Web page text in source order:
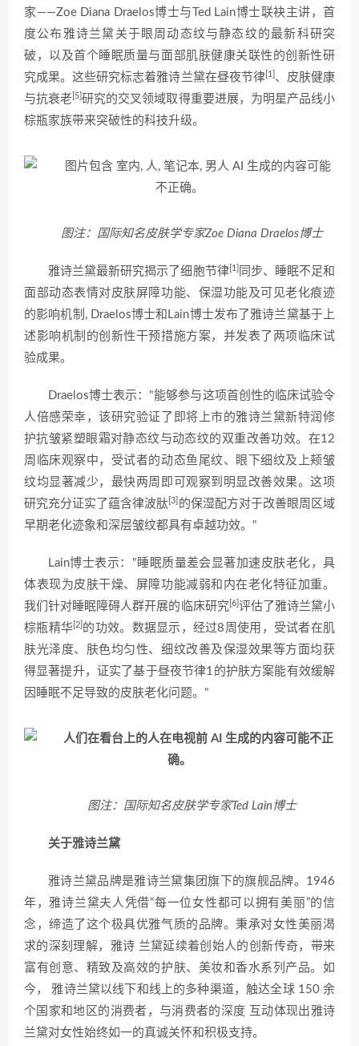
家——Zoe Diana Draelos博士与Ted Lain博士联袂主讲，首
度公布雅诗兰黛关于眼周动态纹与静态纹的最新科研突
破，以及首个睡眠质量与面部肌肤健康关联性的创新性研
究成果。这些研究标志着雅诗兰黛在昼夜节律[1] 、皮肤健康
与抗衰老 [5]研究的交叉领域取得重要进展，为明星产品线小
棕瓶家族带来突破性的科技升级。
图注：国际知名皮肤学专家Zoe Diana Draelos博士
雅诗兰黛最新研究揭示了细胞节律[1] 同步、睡眠不足和
面部动态表情对皮肤屏障功能、保湿功能及可见老化痕迹
的影响机制, Draelos博士和Lain博士发布了雅诗兰黛基于上
述影响机制的创新性干预措施方案，并发表了两项临床试
验成果。
Draelos博士表示："能够参与这项首创性的临床试验令
人倍感荣幸，该研究验证了即将上市的雅诗兰黛新特润修
护抗皱紧塑眼霜对静态纹与动态纹的双重改善功效。在12
周临床观察中，受试者的动态鱼尾纹、眼下细纹及上颊皱
纹均显著减少，最快两周即可观察到明显改善效果。这项
研究充分证实了蕴含律波肽 [3] 的保湿配方对于改善眼周区域
早期老化迹象和深层皱纹都具有卓越功效。"
Lain博士表示："睡眠质量差会显著加速皮肤老化，具
体表现为皮肤干燥、屏障功能减弱和内在老化特征加重。
我们针对睡眠障碍人群开展的临床研究 [6] 评估了雅诗兰黛小
棕瓶精华 [2] 的功效。数据显示，经过8周使用，受试者在肌
肤光泽度、肤色均匀性、细纹改善及保湿效果等方面均获
得显著提升，证实了基于昼夜节律1的护肤方案能有效缓解
因睡眠不足导致的皮肤老化问题。"
图注：国际知名皮肤学专家Ted Lain博士
关于雅诗兰黛
雅诗兰黛品牌是雅诗兰黛集团旗下的旗舰品牌。1946
年，雅诗兰黛夫人凭借“每一位女性都可以拥有美丽”的信
念，缔造了这个极具优雅气质的品牌。秉承对女性美丽渴
求的深刻理解，雅诗 兰黛延续着创始人的创新传奇，带来
富有创意、精致及高效的护肤、美妆和香水系列产品。如
今， 雅诗兰黛以线下和线上的多种渠道，触达全球 150 余
个国家和地区的消费者，与消费者的深度 互动体现出雅诗
兰黛对女性始终如一的真诚关怀和积极支持。